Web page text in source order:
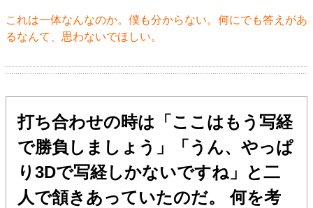
これは一体なんなのか。僕も分からない。何にでも答えがあ
るなんて、思わないでほしい。
打ち合わせの時は「ここはもう写経
で勝負しましょう」「うん、やっぱ
り3Dで写経しかないですね」と二
人で頷きあっていたのだ。 何を考